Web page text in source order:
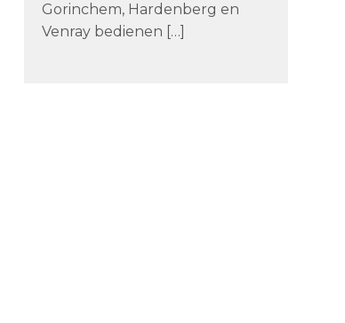
Gorinchem, Hardenberg en
Venray bedienen […]